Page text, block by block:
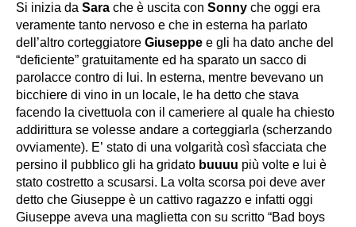
Si inizia da Sara che è uscita con Sonny che oggi era
veramente tanto nervoso e che in esterna ha parlato
dell’altro corteggiatore Giuseppe e gli ha dato anche del
“deficiente” gratuitamente ed ha sparato un sacco di
parolacce contro di lui. In esterna, mentre bevevano un
bicchiere di vino in un locale, le ha detto che stava
facendo la civettuola con il cameriere al quale ha chiesto
addirittura se volesse andare a corteggiarla (scherzando
ovviamente). E’ stato di una volgarità così sfacciata che
persino il pubblico gli ha gridato buuuu più volte e lui è
stato costretto a scusarsi. La volta scorsa poi deve aver
detto che Giuseppe è un cattivo ragazzo e infatti oggi
Giuseppe aveva una maglietta con su scritto “Bad boys